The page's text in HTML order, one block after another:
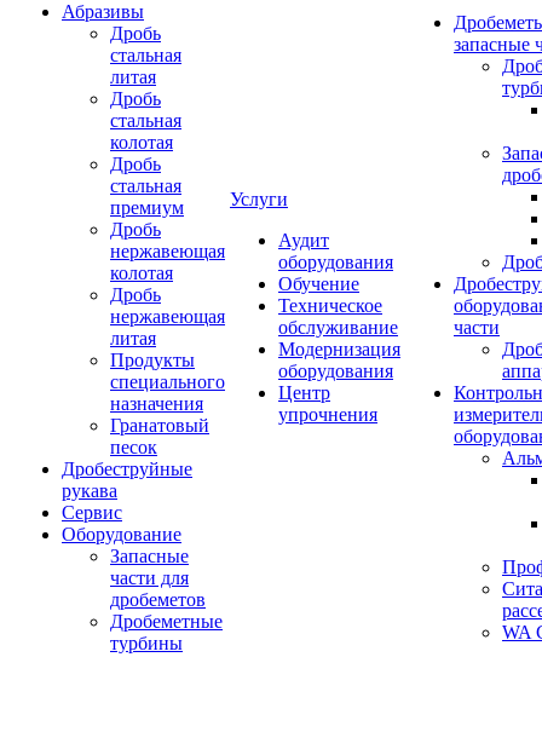
Абразивы
Дробь
стальная
литая
Дробь
стальная
колотая
Дробь
стальная
премиум
Дробь
нержавеющая
колотая
Дробь
нержавеющая
литая
Продукты
специального
назначения
Гранатовый
песок
Дробеструйные
рукава
Сервис
Оборудование
Запасные
части для
дробеметов
Дробеметные
турбины
Услуги
Аудит
оборудования
Обучение
Техническое
обслуживание
Модернизация
оборудования
Центр
упрочнения
запасные
части
WA